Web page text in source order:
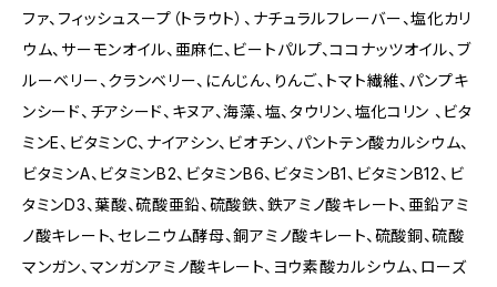
ファ、フィッシュスープ（トラウト）、ナチュラルフレーバー、塩化カリ
ウム、サーモンオイル、亜麻仁、ビートパルプ、ココナッツオイル、ブ
ルーベリー、クランベリー、にんじん、りんご、トマト繊維、パンプキ
ンシード、チアシード、キヌア、海藻、塩、タウリン、塩化コリン 、ビタ
ミンE、ビタミンC、ナイアシン、ビオチン、パントテン酸カルシウム、
ビタミンA、ビタミンB2、ビタミンB6、ビタミンB1、ビタミンB12、ビ
タミンD3、葉酸、硫酸亜鉛、硫酸鉄、鉄アミノ酸キレート、亜鉛アミ
ノ酸キレート、セレニウム酵母、銅アミノ酸キレート、硫酸銅、硫酸
マンガン、マンガンアミノ酸キレート、ヨウ素酸カルシウム、ローズ